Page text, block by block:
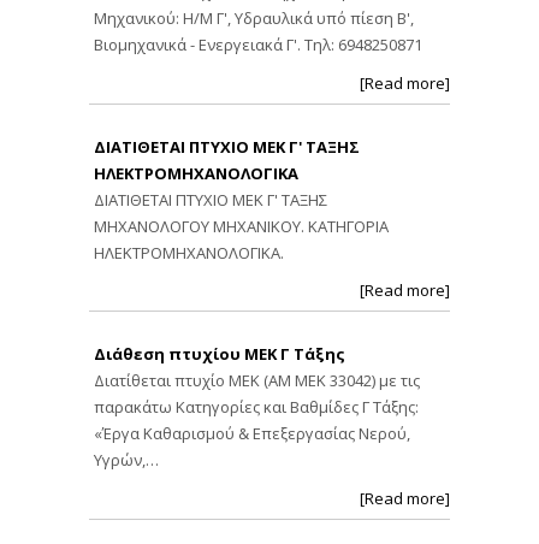
Μηχανικού: Η/Μ Γ', Υδραυλικά υπό πίεση Β',
Βιομηχανικά - Ενεργειακά Γ'. Τηλ: 6948250871
[Read more]
ΔΙΑΤΙΘΕΤΑΙ ΠΤΥΧΙΟ ΜΕΚ Γ' ΤΑΞΗΣ
ΗΛΕΚΤΡΟΜΗΧΑΝΟΛΟΓΙΚΑ
ΔΙΑΤΙΘΕΤΑΙ ΠΤΥΧΙΟ ΜΕΚ Γ' ΤΑΞΗΣ
ΜΗΧΑΝΟΛΟΓΟΥ ΜΗΧΑΝΙΚΟΥ. ΚΑΤΗΓΟΡΙΑ
ΗΛΕΚΤΡΟΜΗΧΑΝΟΛΟΓΙΚΑ.
[Read more]
Διάθεση πτυχίου ΜΕΚ Γ Τάξης
Διατίθεται πτυχίο ΜΕΚ (ΑΜ ΜΕΚ 33042) με τις
παρακάτω Κατηγορίες και Βαθμίδες Γ Τάξης:
«Έργα Καθαρισμού & Επεξεργασίας Νερού,
Υγρών,…
[Read more]